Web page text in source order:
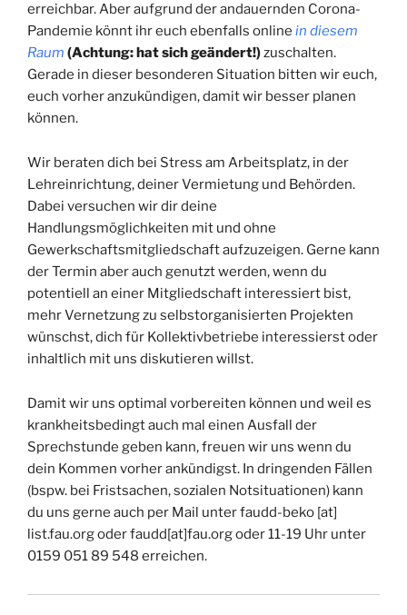
erreichbar. Aber aufgrund der andauernden Corona-
Pandemie könnt ihr euch ebenfalls online in diesem
Raum (Achtung: hat sich geändert!)zuschalten.
Gerade in dieser besonderen Situation bitten wir euch,
euch vorher anzukündigen, damit wir besser planen
können.
Wir beraten dich bei Stress am Arbeitsplatz, in der
Lehreinrichtung, deiner Vermietung und Behörden.
Dabei versuchen wir dir deine
Handlungsmöglichkeiten mit und ohne
Gewerkschaftsmitgliedschaft aufzuzeigen. Gerne kann
der Termin aber auch genutzt werden, wenn du
potentiell an einer Mitgliedschaft interessiert bist,
mehr Vernetzung zu selbstorganisierten Projekten
wünschst, dich für Kollektivbetriebe interessierst oder
inhaltlich mit uns diskutieren willst.
Damit wir uns optimal vorbereiten können und weil es
krankheitsbedingt auch mal einen Ausfall der
Sprechstunde geben kann, freuen wir uns wenn du
dein Kommen vorher ankündigst. In dringenden Fällen
(bspw. bei Fristsachen, sozialen Notsituationen) kann
du uns gerne auch per Mail unter faudd-beko [at]
list.fau.org oder faudd[at]fau.org oder 11-19 Uhr unter
0159 051 89 548 erreichen.